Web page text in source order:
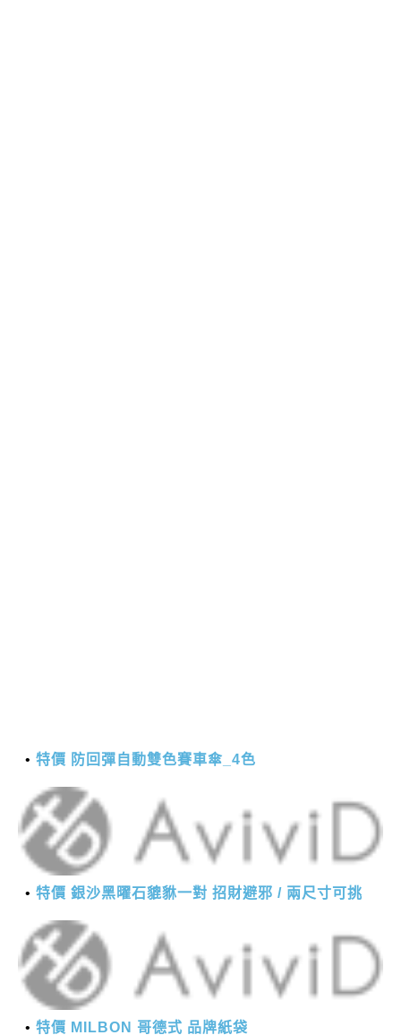
特價 防回彈自動雙色賽車傘_4色
特價 銀沙黑曜石貔貅一對 招財避邪 / 兩尺寸可挑
特價 MILBON 哥德式 品牌紙袋